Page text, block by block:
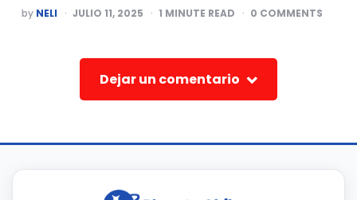
POSTED
BY
by NELI JULIO 11, 2025 1 MINUTE READ 0 COMMENTS
Dejar un comentario